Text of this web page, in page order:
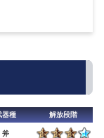
器種 解放段階
斧